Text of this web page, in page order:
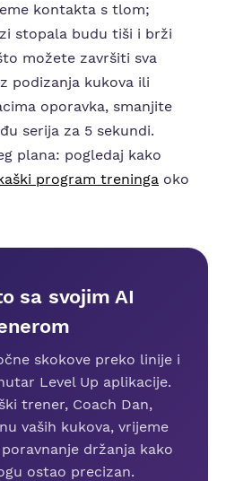
kontakta s tlom;
stopala budu tiši i brži
možete završiti sva
podizanja kukova ili
oporavka, smanjite
serija za 5 sekundi.
plana: pogledaj kako
program treninga oko
sa svojim AI
skokove preko linije i
Level Up aplikacije.
trener, Coach Dan,
vaših kukova, vrijeme
držanja kako
ostao precizan.